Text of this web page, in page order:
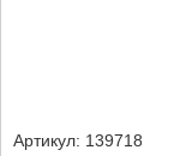
Артикул: 139718